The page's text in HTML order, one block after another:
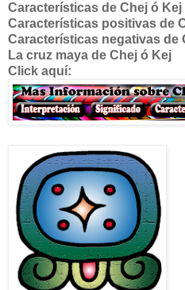
Características de Chej ó Kej
Características positivas de
Características negativas de
La cruz maya de Chej ó Kej
Click aquí: